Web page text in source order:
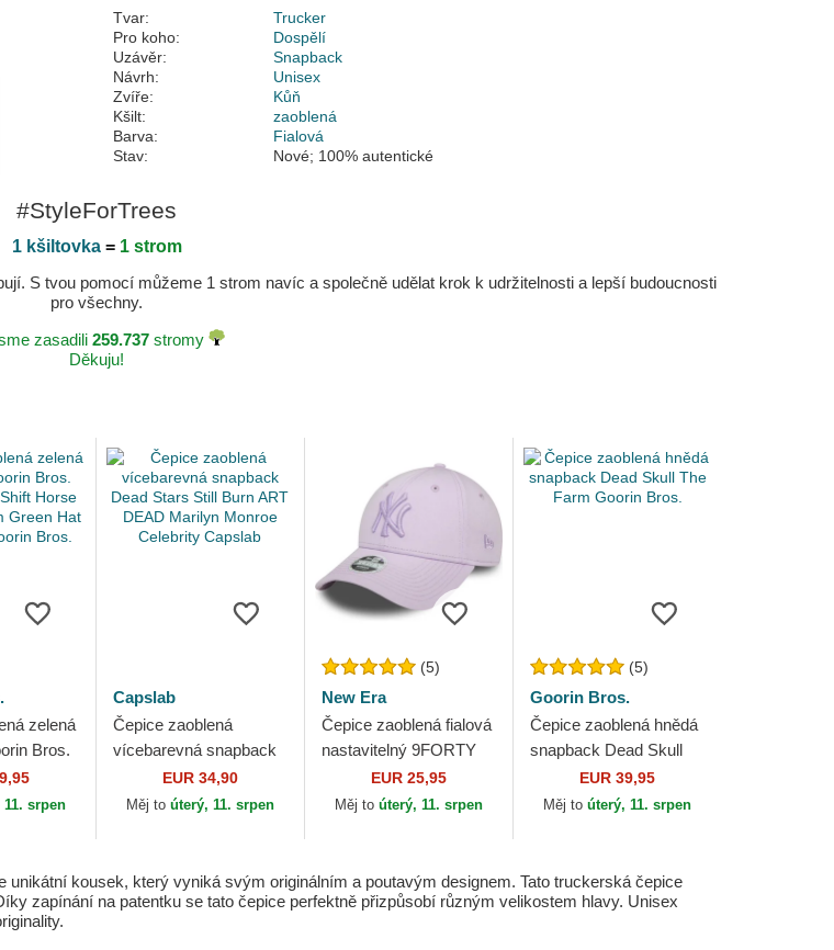
Tvar:
Trucker
Pro koho:
Dospělí
Uzávěr:
Snapback
Návrh:
Unisex
Zvíře:
Kůň
Kšilt:
zaoblená
Barva:
Fialová
Stav:
Nové; 100% autentické
#StyleForTrees
1 kšiltovka= 1 strom
S tvou pomocí můžeme 1 strom navíc a společně udělat krok k udržitelnosti a lepší budoucnosti
pro všechny.
zasadili 259.737stromy
Děkuju!
zelená
Bros.
Farm
11. srpen
Capslab
Čepice zaoblená
vícebarevná snapback
Dead Stars Still Burn
ART DEAD Marilyn
EUR 34,90
Měj to úterý, 11. srpen
(5)
New Era
Čepice zaoblená fialová
nastavitelný 9FORTY
League Essential New
York Yankees MLB
EUR 25,95
Měj to úterý, 11. srpen
(5)
Goorin Bros.
Čepice zaoblená hnědá
snapback Dead Skull
The Farm Goorin Bros.
EUR 39,95
Měj toúterý, 11. srpen
kousek, který vyniká svým originálním a poutavým designem. Tato truckerská čepice
zapínání na patentku se tato čepice perfektně přizpůsobí různým velikostem hlavy. Unisex